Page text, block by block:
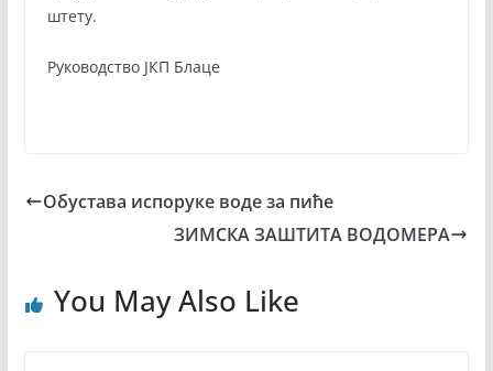
штету.
Руководство ЈКП Блаце
Обустава испоруке воде за пиће
ЗИМСКА ЗАШТИТА ВОДОМЕРА
You May Also Like